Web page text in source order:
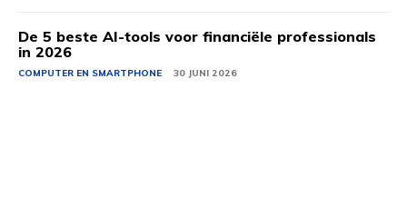
De 5 beste AI-tools voor financiële professionals
in 2026
COMPUTER EN SMARTPHONE 30 JUNI 2026